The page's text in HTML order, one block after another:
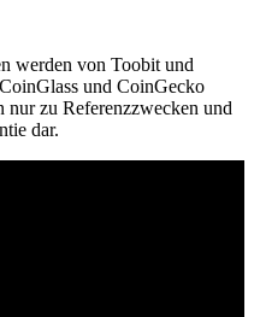
werden von Toobit und
und CoinGecko
zu Referenzzwecken und
dar.